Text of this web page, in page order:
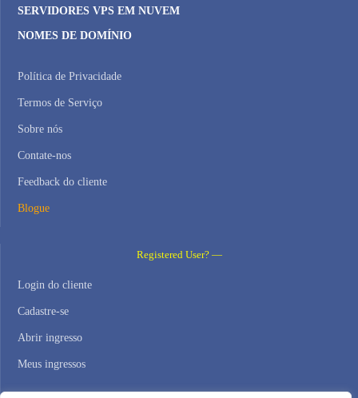
SERVIDORES VPS EM NUVEM
NOMES DE DOMÍNIO
Política de Privacidade
Termos de Serviço
Sobre nós
Contate-nos
Feedback do cliente
Blogue
Registered User? —
Login do cliente
Cadastre-se
Abrir ingresso
Meus ingressos